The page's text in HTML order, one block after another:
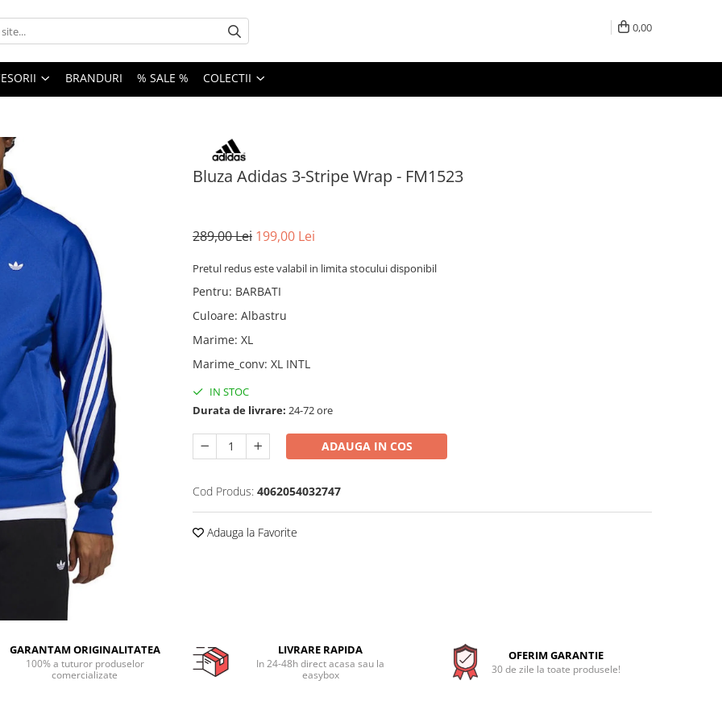
0,00
BRANDURI % SALE % COLECTII
Bluza Adidas 3-Stripe Wrap - FM1523
289,00 Lei 199,00 Lei
Pretul redus este valabil in limita stocului disponibil
Pentru: BARBATI
Culoare: Albastru
Marime: XL
Marime_conv: XL INTL
IN STOC
Durata de livrare: 24-72 ore
ADAUGA IN COS
Cod Produs: 4062054032747
Adauga la Favorite
GARANTAM ORIGINALITATEA
100% a tuturor produselor
comercializate
LIVRARE RAPIDA
In 24-48h direct acasa sau la
easybox
OFERIM GARANTIE
30 de zile la toate produsele!